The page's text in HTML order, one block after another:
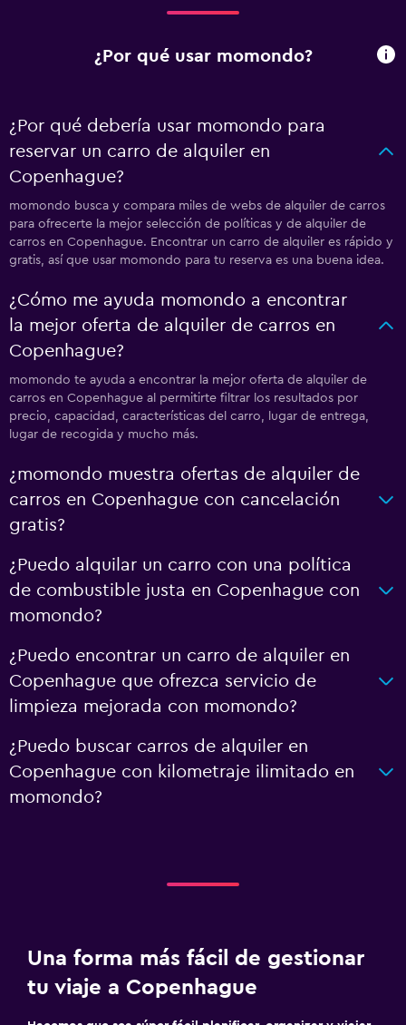
¿Por qué usar momondo?
¿Por qué debería usar momondo para
reservar un carro de alquiler en
Copenhague?
momondo busca y compara miles de webs de alquiler de carros
para ofrecerte la mejor selección de políticas y de alquiler de
carros en Copenhague. Encontrar un carro de alquiler es rápido y
gratis, así que usar momondo para tu reserva es una buena idea.
¿Cómo me ayuda momondo a encontrar
la mejor oferta de alquiler de carros en
Copenhague?
momondo te ayuda a encontrar la mejor oferta de alquiler de
carros en Copenhague al permitirte filtrar los resultados por
precio, capacidad, características del carro, lugar de entrega,
lugar de recogida y mucho más.
¿momondo muestra ofertas de alquiler de
carros en Copenhague con cancelación
gratis?
¿Puedo alquilar un carro con una política
de combustible justa en Copenhague con
momondo?
¿Puedo encontrar un carro de alquiler en
Copenhague que ofrezca servicio de
limpieza mejorada con momondo?
¿Puedo buscar carros de alquiler en
Copenhague con kilometraje ilimitado en
momondo?
Una forma más fácil de gestionar
tu viaje a Copenhague